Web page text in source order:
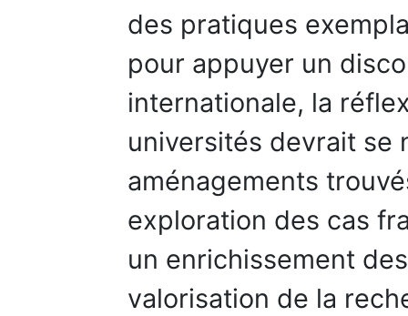
des pratiques
pour appuyer un
internationale, la
universités devrait se
aménagements
exploration des cas
un enrichissement
valorisation de la